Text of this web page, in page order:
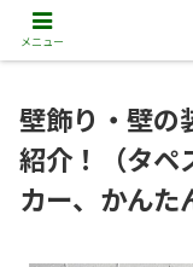
壁飾り・壁の
紹介！（タペ
カー、かんた
メニュー